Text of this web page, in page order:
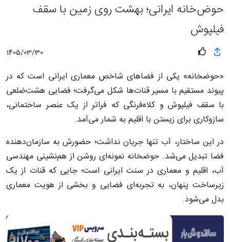
حوض‌خانه ایرانی؛ بهشت روی زمین با سقف
فیلپوش
1405/03/30
«حوضخانه» یکی از فضاهای شاخص معماری ایرانی است که در
پیوند مستقیم با مسیر قنات‌ها شکل می‌گرفت؛ فضایی هشت‌ضلعی
با سقف فیلپوش و کلاه‌فرنگی که فراتر از یک عنصر ساختمانی،
سازوکاری برای زیستن با اقلیم به شمار می‌آمد.
در این ساختار، آب تنها جریان نداشت؛ حضورش به سازمان‌دهنده
فضا تبدیل می‌شد. حوضخانه نمونه‌ای روشن از هم‌نشینی مهندسی
آب، اقلیم و معماری در سنت ایرانی است؛ جایی که قنات از یک
زیرساخت پنهان، به تجربه‌ای فضایی و بخشی از هویت معماری
بدل می‌شود.